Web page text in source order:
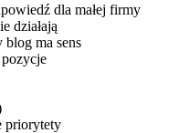
dla małej firmy
działają
blog ma sens
priorytety